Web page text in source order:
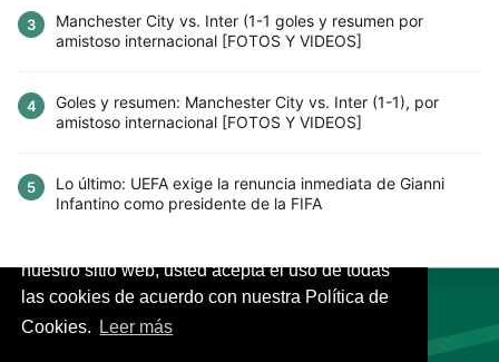
Este sitio utiliza cookies para mejorar la
nuestro sitio web, usted acepta el uso de todas
las cookies de acuerdo con nuestra Política de
Cookies.
Leer más
3
Manchester City vs. Inter (1-1 goles y resumen por
amistoso internacional [FOTOS Y VIDEOS]
4
Goles y resumen: Manchester City vs. Inter (1-1), por
amistoso internacional [FOTOS Y VIDEOS]
5
Lo último: UEFA exige la renuncia inmediata de Gianni
Infantino como presidente de la FIFA